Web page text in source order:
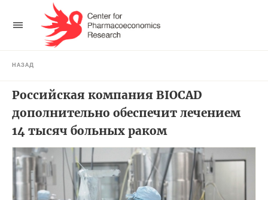
НАЗАД
Российская компания BIOCAD
дополнительно обеспечит лечением
14 тысяч больных раком